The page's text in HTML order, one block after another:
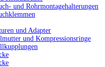
und Rohrmontagehalterungen
und Adapter
und Kompressionsringe